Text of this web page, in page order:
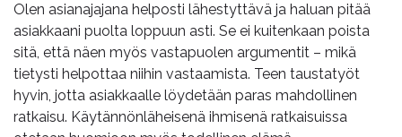
Olen asianajajana helposti lähestyttävä ja haluan pitää
asiakkaani puolta loppuun asti. Se ei kuitenkaan poista
sitä, että näen myös vastapuolen argumentit – mikä
tietysti helpottaa niihin vastaamista. Teen taustatyöt
hyvin, jotta asiakkaalle löydetään paras mahdollinen
ratkaisu. Käytännönläheisenä ihmisenä ratkaisuissa